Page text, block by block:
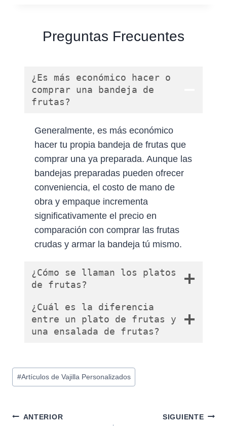
Preguntas Frecuentes
¿Es más económico hacer o
comprar una bandeja de
frutas?
Generalmente, es más económico
hacer tu propia bandeja de frutas que
comprar una ya preparada. Aunque las
bandejas preparadas pueden ofrecer
conveniencia, el costo de mano de
obra y empaque incrementa
significativamente el precio en
comparación con comprar las frutas
crudas y armar la bandeja tú mismo.
¿Cómo se llaman los platos
de frutas?
¿Cuál es la diferencia
entre un plato de frutas y
una ensalada de frutas?
Etiquetas
de
entrada:
#Artículos de Vajilla Personalizados
Navegación
ANTERIOR SIGUIENTE